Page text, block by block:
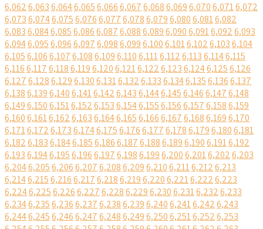
6,0626,0636,0646,0656,0666,0676,0686,0696,0706,0716,072
6,0736,0746,0756,0766,0776,0786,0796,0806,0816,082
6,0836,0846,0856,0866,0876,0886,0896,0906,0916,0926,093
6,0946,0956,0966,0976,0986,0996,1006,1016,1026,1036,104
6,1056,1066,1076,1086,1096,1106,1116,1126,1136,1146,115
6,1166,1176,1186,1196,1206,1216,1226,1236,1246,1256,126
6,1276,1286,1296,1306,1316,1326,1336,1346,1356,1366,137
6,1386,1396,1406,1416,1426,1436,1446,1456,1466,1476,148
6,1496,1506,1516,1526,1536,1546,1556,1566,1576,1586,159
6,1606,1616,1626,1636,1646,1656,1666,1676,1686,1696,170
6,1716,1726,1736,1746,1756,1766,1776,1786,1796,1806,181
6,1826,1836,1846,1856,1866,1876,1886,1896,1906,1916,192
6,1936,1946,1956,1966,1976,1986,1996,2006,2016,2026,203
6,2046,2056,2066,2076,2086,2096,2106,2116,2126,213
6,2146,2156,2166,2176,2186,2196,2206,2216,2226,223
6,2246,2256,2266,2276,2286,2296,2306,2316,2326,233
6,2346,2356,2366,2376,2386,2396,2406,2416,2426,243
6,2446,2456,2466,2476,2486,2496,2506,2516,2526,253